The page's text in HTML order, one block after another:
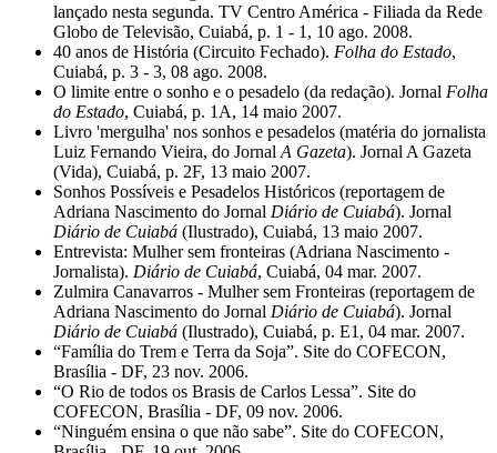
lançado nesta segunda. TV Centro América - Filiada da Rede
Globo de Televisão, Cuiabá, p. 1 - 1, 10 ago. 2008.
40 anos de História (Circuito Fechado). Folha do Estado,
Cuiabá, p. 3 - 3, 08 ago. 2008.
O limite entre o sonho e o pesadelo (da redação). Jornal Folha
do Estado, Cuiabá, p. 1A, 14 maio 2007.
Livro 'mergulha' nos sonhos e pesadelos (matéria do jornalista
Luiz Fernando Vieira, do JornalA Gazeta). Jornal A Gazeta
(Vida), Cuiabá, p. 2F, 13 maio 2007.
Sonhos Possíveis e Pesadelos Históricos (reportagem de
Adriana Nascimento do Jornal Diário de Cuiabá). Jornal
Diário de Cuiabá (Ilustrado), Cuiabá, 13 maio 2007.
Entrevista: Mulher sem fronteiras (Adriana Nascimento -
Jornalista). Diário de Cuiabá, Cuiabá, 04 mar. 2007.
Zulmira Canavarros - Mulher sem Fronteiras (reportagem de
Adriana Nascimento do Jornal Diário de Cuiabá). Jornal
Diário de Cuiabá (Ilustrado), Cuiabá, p. E1, 04 mar. 2007.
“Família do Trem e Terra da Soja”. Site do COFECON,
Brasília - DF, 23 nov. 2006.
“O Rio de todos os Brasis de Carlos Lessa”. Site do
COFECON, Brasília - DF, 09 nov. 2006.
“Ninguém ensina o que não sabe”. Site do COFECON,